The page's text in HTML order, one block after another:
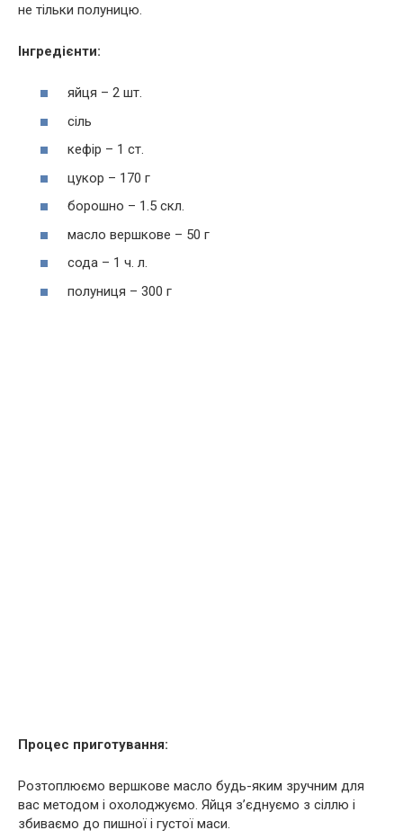
не тільки полуницю.
Інгредієнти:
яйця – 2 шт.
сіль
кефір – 1 ст.
цукор – 170 г
борошно – 1.5 скл.
масло вершкове – 50 г
сода – 1 ч. л.
полуниця – 300 г
Процес приготування:
Розтоплюємо вершкове масло будь-яким зручним для
вас методом і охолоджуємо. Яйця з’єднуємо з сіллю і
збиваємо до пишної і густої маси.